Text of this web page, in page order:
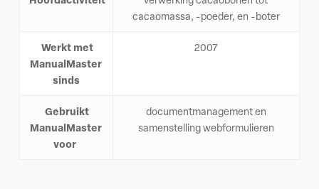
cacaomassa, -poeder, en -boter
Werkt met
ManualMaster
sinds
2007
Gebruikt
ManualMaster
voor
documentmanagement en
samenstelling webformulieren